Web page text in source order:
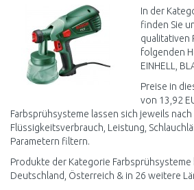
Vergleichen
In der
finden Sie
qualitativen
folgenden
EINHELL,
Preise in
von 13,92
Farbsprühsysteme lassen sich jeweils
Flüssigkeitsverbrauch, Leistung,
Parametern filtern.
Produkte der Kategorie
Deutschland, Österreich & in 26 weitere